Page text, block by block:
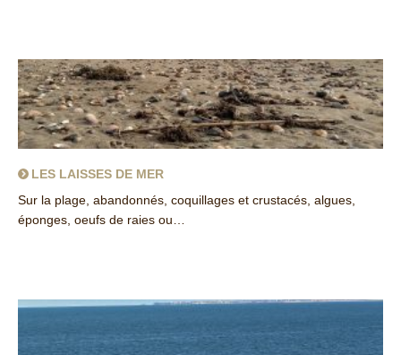
LES LAISSES DE MER
Sur la plage, abandonnés, coquillages et crustacés, algues,
éponges, oeufs de raies ou…